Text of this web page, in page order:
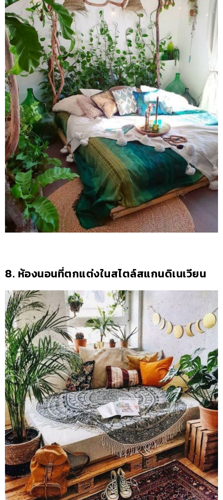
8. ห้องนอนที่ตกแต่งในสไตล์สแกนดิเนเวียน